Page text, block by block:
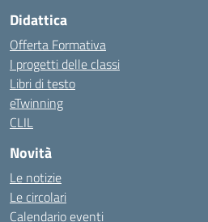
Didattica
Offerta Formativa
I progetti delle classi
Libri di testo
eTwinning
CLIL
Novità
Le notizie
Le circolari
Calendario eventi